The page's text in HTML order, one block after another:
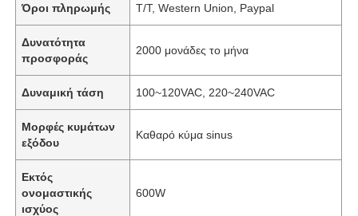
Όροι πληρωμής T/T, Western Union, Paypal
Δυνατότητα
προσφοράς
2000 μονάδες το μήνα
Δυναμική τάση 100~120VAC, 220~240VAC
Μορφές κυμάτων
εξόδου
Καθαρό κύμα sinus
Εκτός
ονομαστικής
ισχύος
600W